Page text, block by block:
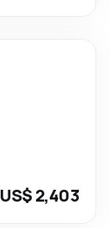
US$ 2,403